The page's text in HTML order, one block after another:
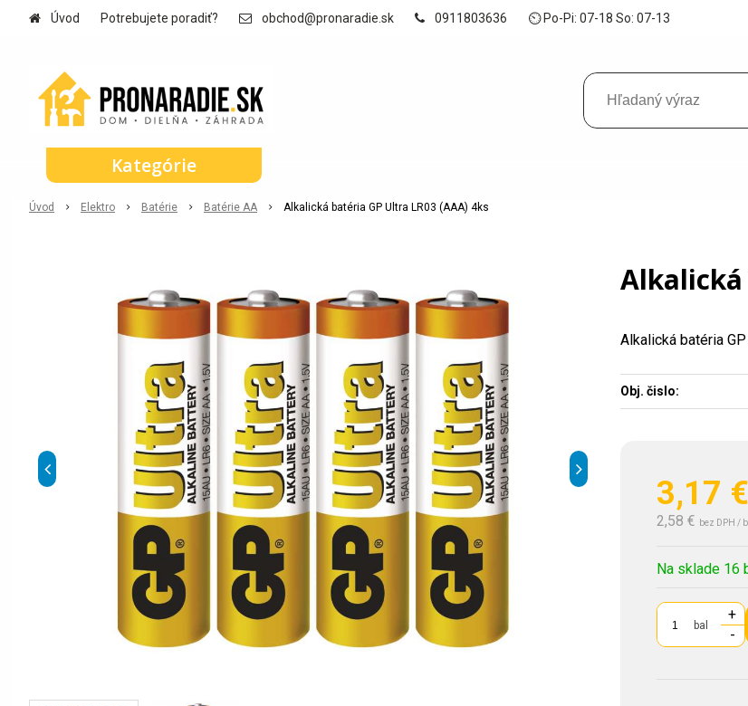
Úvod Potrebujete poradiť? obchod@pronaradie.sk 0911803636 ⏲ Po-Pi: 07-18 So: 07-13
Úvod Elektro Batérie Batérie AA Alkalická batéria GP Ultra LR03 (AAA) 4ks
Alkalická
3,17 €
2,58 € bez DPH /
Na sklade 16
bal
+
-
Alkalická batéria
Obj. čislo:
Kategórie